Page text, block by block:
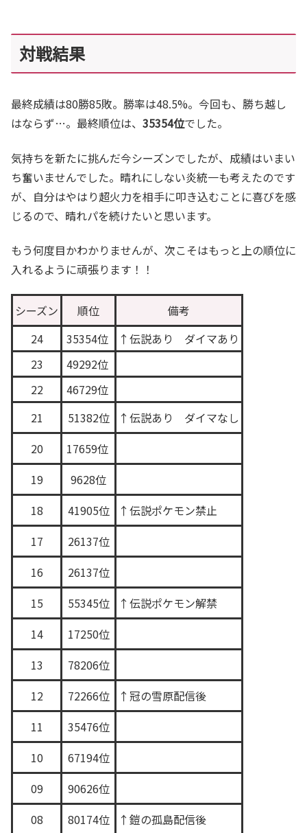
対戦結果
最終成績は80勝85敗。勝率は48.5%。今回も、勝ち越し
はならず…。最終順位は、 35354位でした。
気持ちを新たに挑んだ今シーズンでしたが、成績はいまい
ち奮いませんでした。晴れにしない炎統一も考えたのです
が、自分はやはり超火力を相手に叩き込むことに喜びを感
じるので、晴れパを続けたいと思います。
もう何度目かわかりませんが、次こそはもっと上の順位に
入れるように頑張ります！！
シーズン 順位
備考
24
35354位
↑伝説あり ダイマあり
23
49292位
22
46729位
21
51382位
↑伝説あり ダイマなし
20
17659位
19
9628位
18
41905位
↑伝説ポケモン禁止
17
26137位
16
26137位
15
55345位
↑伝説ポケモン解禁
14
17250位
13
78206位
12
72266位
↑冠の雪原配信後
11
35476位
10
67194位
09
90626位
08
80174位 ↑鎧の孤島配信後